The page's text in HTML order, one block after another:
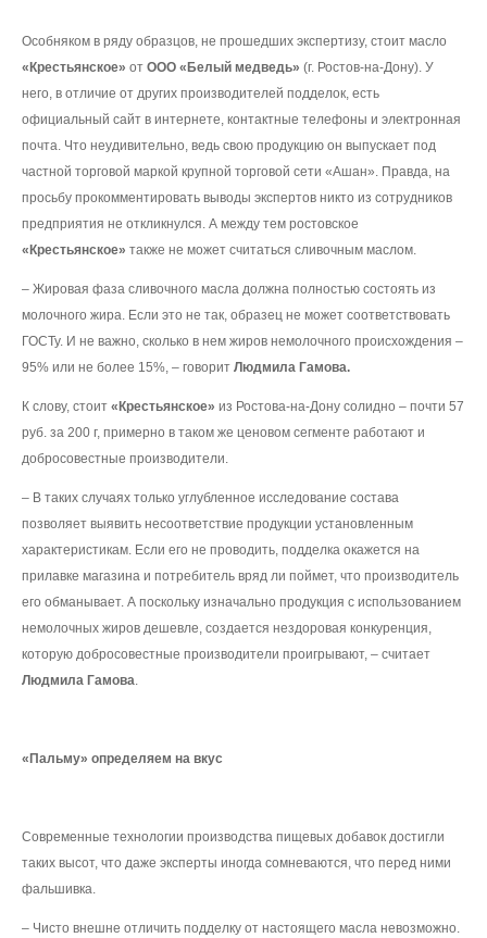
Особняком в ряду образцов, не прошедших экспертизу, стоит масло
«Крестьянское» от ООО «Белый медведь» (г. Ростов-на-Дону). У
него, в отличие от других производителей подделок, есть
официальный сайт в интернете, контактные телефоны и электронная
почта. Что неудивительно, ведь свою продукцию он выпускает под
частной торговой маркой крупной торговой сети «Ашан». Правда, на
просьбу прокомментировать выводы экспертов никто из сотрудников
предприятия не откликнулся. А между тем ростовское
«Крестьянское» также не может считаться сливочным маслом.
– Жировая фаза сливочного масла должна полностью состоять из
молочного жира. Если это не так, образец не может соответствовать
ГОСТу. И не важно, сколько в нем жиров немолочного происхождения –
95% или не более 15%, – говорит Людмила Гамова.
К слову, стоит «Крестьянское» из Ростова-на-Дону солидно – почти 57
руб. за 200 г, примерно в таком же ценовом сегменте работают и
добросовестные производители.
– В таких случаях только углубленное исследование состава
позволяет выявить несоответствие продукции установленным
характеристикам. Если его не проводить, подделка окажется на
прилавке магазина и потребитель вряд ли поймет, что производитель
его обманывает. А поскольку изначально продукция с использованием
немолочных жиров дешевле, создается нездоровая конкуренция,
которую добросовестные производители проигрывают, – считает
Людмила Гамова.
«Пальму» определяем на вкус
Современные технологии производства пищевых добавок достигли
таких высот, что даже эксперты иногда сомневаются, что перед ними
фальшивка.
– Чисто внешне отличить подделку от настоящего масла невозможно.